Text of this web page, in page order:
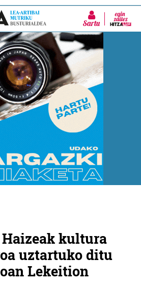
Sartu
kultura
uztartuko ditu
Lekeition